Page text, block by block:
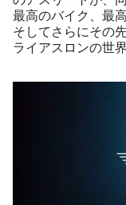
最高のバイク、最
そしてさらにその
ライアスロンの世